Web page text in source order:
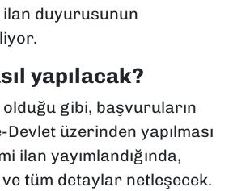
ilan duyurusunun
yapılacak?
olduğu gibi, başvuruların
üzerinden yapılması
ilan yayımlandığında,
tüm detaylar netleşecek.